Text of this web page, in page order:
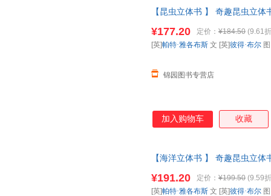
【昆虫立体书 】 奇趣昆虫立
票 如需请联系在线客服
¥177.20 定价： ¥184.50 (9.61
锦园图书专营店
[英]帕特·雅各布斯 文 [英]彼得·布尔
加入购物车 收藏
【海洋立体书 】 奇趣昆虫立
票 如需请联系在线客服
¥191.20 定价： ¥199.50 (9.59
[英]帕特·雅各布斯 文 [英]彼得·布尔